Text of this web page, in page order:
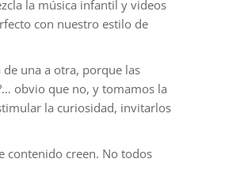
la música infantil y videos
con nuestro estilo de
una a otra, porque las
obvio que no, y tomamos la
la curiosidad, invitarlos
contenido creen. No todos